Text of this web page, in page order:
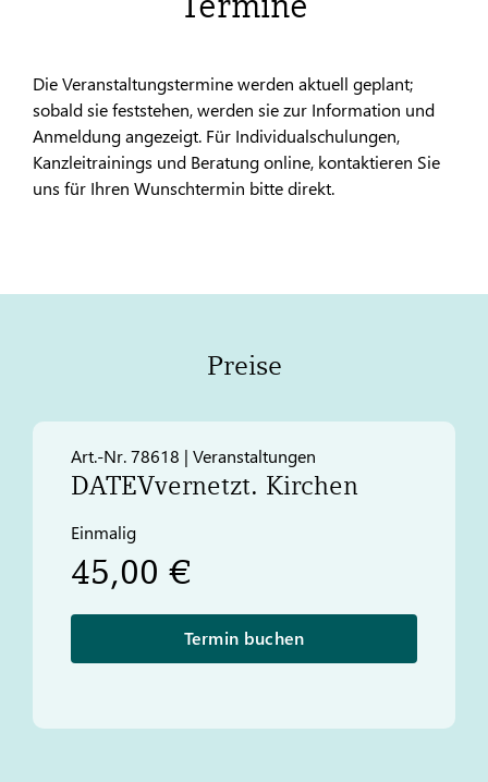
Die Veranstaltungstermine werden aktuell geplant;
sobald sie feststehen, werden sie zur Information und
Anmeldung angezeigt. Für Individualschulungen,
Kanzleitrainings und Beratung online, kontaktieren Sie
uns für Ihren Wunschtermin bitte direkt.
Preise
Art.-Nr. 78618 | Veranstaltungen
DATEVvernetzt. Kirchen
Einmalig
45,00 €
Termin buchen